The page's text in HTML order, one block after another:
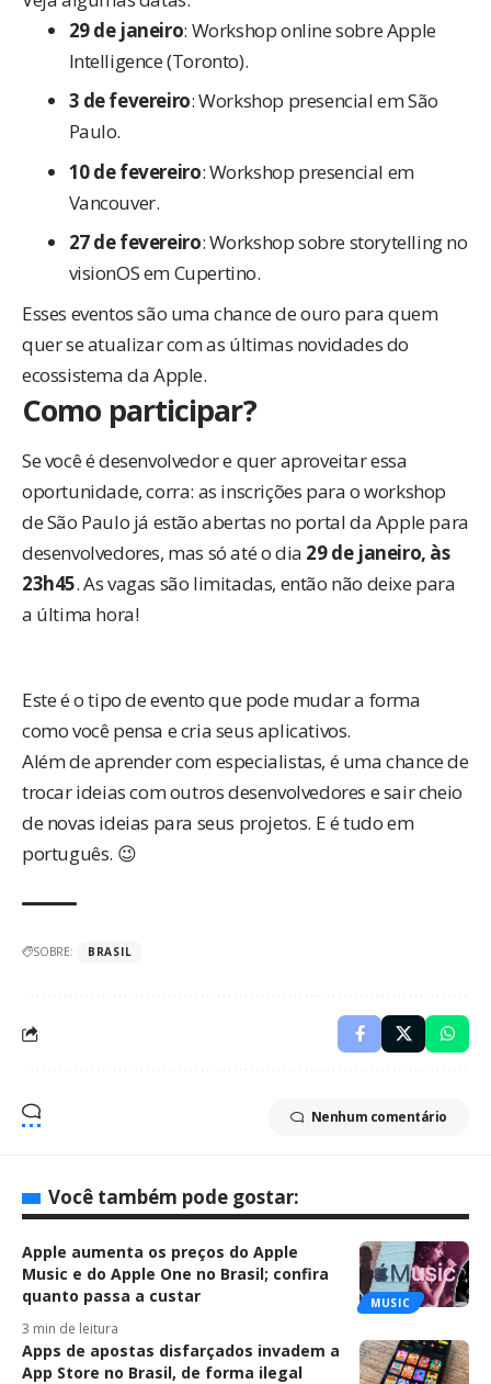
29 de janeiro: Workshop online sobre Apple
Intelligence (Toronto).
3 de fevereiro: Workshop presencial em São
Paulo.
10 de fevereiro: Workshop presencial em
Vancouver.
27 de fevereiro: Workshop sobre storytelling no
visionOS em Cupertino.
Esses eventos são uma chance de ouro para quem
quer se atualizar com as últimas novidades do
ecossistema da Apple.
Como participar?
Se você é desenvolvedor e quer aproveitar essa
oportunidade, corra: as inscrições para o workshop
de São Paulo já estão abertas no portal da Apple para
desenvolvedores, mas só até o dia 29 de janeiro, às
23h45. As vagas são limitadas, então não deixe para
a última hora!
Este é o tipo de evento que pode mudar a forma
como você pensa e cria seus aplicativos.
Além de aprender com especialistas, é uma chance de
trocar ideias com outros desenvolvedores e sair cheio
de novas ideias para seus projetos. E é tudo em
português. 😉
SOBRE: BRASIL
Nenhum comentário
Você também pode gostar:
MUSIC
Apple aumenta os preços do Apple
Music e do Apple One no Brasil; confira
quanto passa a custar
3 min de leitura
Apps de apostas disfarçados invadem a
App Store no Brasil, de forma ilegal